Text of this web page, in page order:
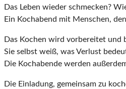
Das Leben wieder schmecken?
Ein Kochabend mit Menschen,
Das Kochen wird vorbereitet und
Sie selbst weiß, was Verlust
Die Kochabende werden
Die Einladung, gemeinsam zu